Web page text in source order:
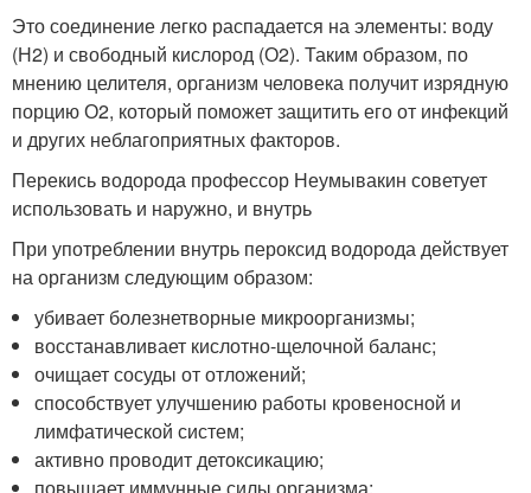
Это соединение легко распадается на элементы: воду
(Н2) и свободный кислород (О2). Таким образом, по
мнению целителя, организм человека получит изрядную
порцию О2, который поможет защитить его от инфекций
и других неблагоприятных факторов.
Перекись водорода профессор Неумывакин советует
использовать и наружно, и внутрь
При употреблении внутрь пероксид водорода действует
на организм следующим образом:
убивает болезнетворные микроорганизмы;
восстанавливает кислотно-щелочной баланс;
очищает сосуды от отложений;
способствует улучшению работы кровеносной и
лимфатической систем;
активно проводит детоксикацию;